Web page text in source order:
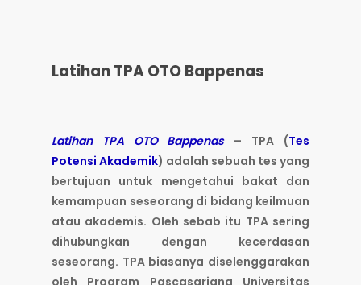
Latihan TPA OTO Bappenas
Latihan TPA OTO Bappenas– TPA (Tes
Potensi Akademik) adalah sebuah tes yang
bertujuan untuk mengetahui bakat dan
kemampuan seseorang di bidang keilmuan
atau akademis. Oleh sebab itu TPA sering
dihubungkan dengan kecerdasan
seseorang. TPA biasanya diselenggarakan